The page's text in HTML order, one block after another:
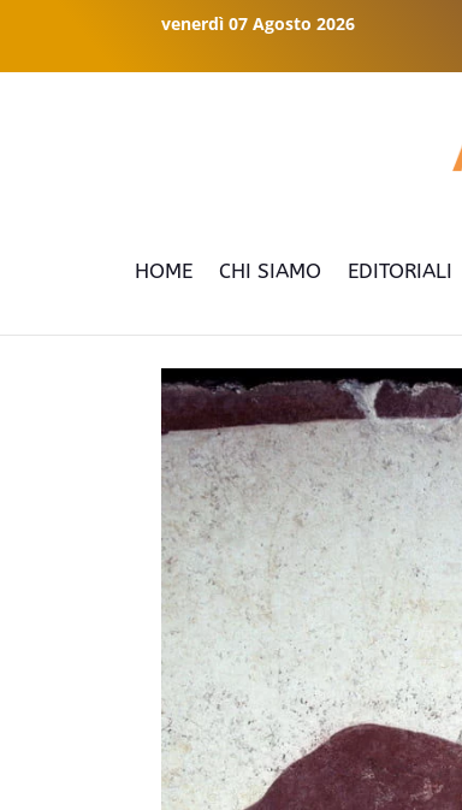
venerdì 07 Agosto 2026
HOME CHI SIAMO EDITORIALI